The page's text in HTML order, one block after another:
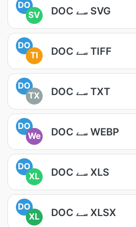
DO
SV
DOC سے SVG
DO
TI
DOC سے TIFF
DO
TX
DOC سے TXT
DO
We
DOC سے WEBP
DO
XL
DOC سے XLS
DO
XL
DOC سے XLSX